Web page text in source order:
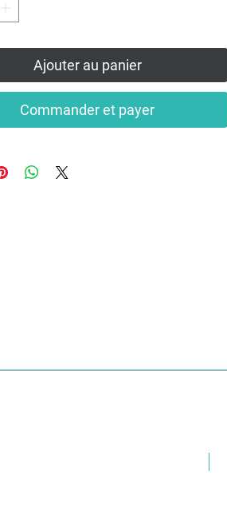
Ajouter au panier
Commander et payer